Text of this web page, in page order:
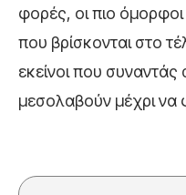
φορές, οι πιο όμορφοι
που βρίσκονται στο
εκείνοι που
μεσολαβούν μέχρι να